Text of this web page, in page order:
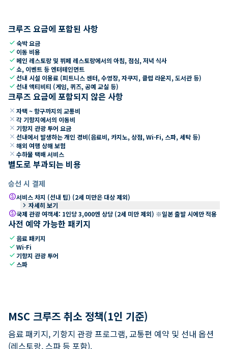
크루즈 요금에 포함된 사항
check숙박 요금
check 이동 비용
check 메인 레스토랑 및 뷔페 레스토랑에서의 아침, 점심, 저녁 식사
check쇼, 이벤트 등 엔터테인먼트
check선내 시설 이용료 (피트니스 센터, 수영장, 자쿠지, 클럽 라운지, 도서관 등)
check선내 액티비티 (게임, 퀴즈, 공예 교실 등)
크루즈 요금에 포함되지 않은 사항
close 자택 ~ 항구까지의 교통비
close 각 기항지에서의 이동비
close 기항지 관광 투어 요금
close 선내에서 발생하는 개인 경비(음료비, 카지노, 상점, Wi-Fi, 스파, 세탁 등)
close 해외 여행 상해 보험
close 수하물 택배 서비스
별도로 부과되는 비용
승선 시 결제
paid서비스 차지 (선내 팁) (2세 미만은 대상 제외)
keyboard_arrow_right 자세히 보기
paid국제 관광 여객세: 1인당 3,000엔 상당 (2세 미만 제외) ※일본 출발 시에만 적용
사전 예약 가능한 패키지
check 음료 패키지
checkWi-Fi
check 기항지 관광 투어
check 스파
MSC 크루즈 취소 정책(1인 기준)
음료 패키지, 기항지 관광 프로그램, 교통편 예약 및 선내 옵션
(레스토랑, 스파 등 포함).